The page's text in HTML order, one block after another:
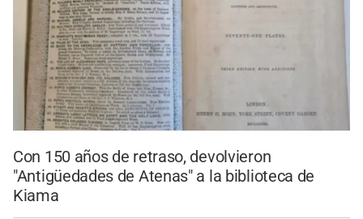
Con 150 años de retraso, devolvieron
"Antigüedades de Atenas" a la biblioteca de
Kiama